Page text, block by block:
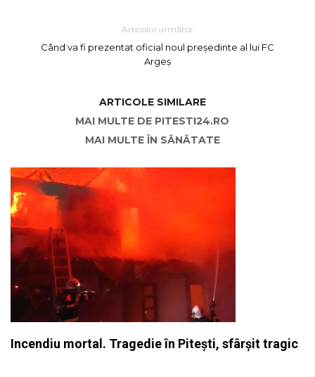
Articolul următor
Când va fi prezentat oficial noul președinte al lui FC
Argeș
ARTICOLE SIMILARE
MAI MULTE DE PITESTI24.RO
MAI MULTE ÎN SĂNĂTATE
Incendiu mortal. Tragedie în Pitești, sfârșit tragic